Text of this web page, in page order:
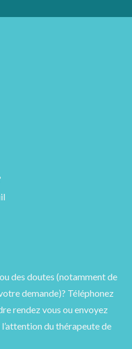
des doutes (notamment de
demande)? Téléphonez
rendez vous ou envoyez
du thérapeute de